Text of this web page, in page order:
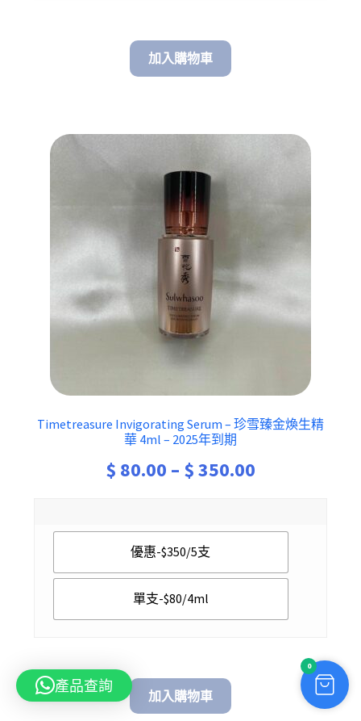
加入購物車
Timetreasure Invigorating Serum – 珍雪臻金煥生精
華 4ml – 2025年到期
$ 80.00 – $350.00
$ 80.00
優惠-$350/5支
單支-$80/4ml
加入購物車
0
產品查詢